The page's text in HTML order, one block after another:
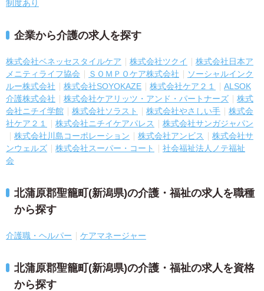
制度あり
企業から介護の求人を探す
株式会社ベネッセスタイルケア 株式会社ツクイ
株式会社日本ア
メニティライフ協会
ＳＯＭＰＯケア株式会社
ソーシャルインク
ルー株式会社
株式会社SOYOKAZE 株式会社ケア２１
ALSOK
介護株式会社
株式会社ケアリッツ・アンド・パートナーズ
株式
会社ニチイ学館
株式会社ソラスト 株式会社やさしい手
株式会
社ケア２１
株式会社ニチイケアパレス
株式会社サンガジャパン
株式会社川島コーポレーション
株式会社アンビス
株式会社サ
ンウェルズ
株式会社スーパー・コート
社会福祉法人ノテ福祉
会
北蒲原郡聖籠町(新潟県)の介護・福祉の求人を職種
から探す
介護職・ヘルパー ケアマネージャー
北蒲原郡聖籠町(新潟県)の介護・福祉の求人を資格
から探す